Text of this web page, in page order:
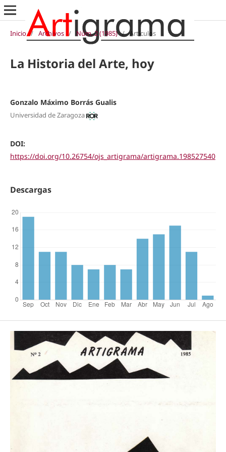
Inicio / Archivos / Núm. 2 (1985) / Artículos
La Historia del Arte, hoy
Gonzalo Máximo Borrás Gualis
Universidad de Zaragoza
DOI:
https://doi.org/10.26754/ojs_artigrama/artigrama.198527540
Descargas